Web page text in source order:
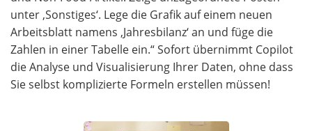
unter ‚Sonstiges‘. Lege die Grafik auf einem neuen
Arbeitsblatt namens ‚Jahresbilanz‘ an und füge die
Zahlen in einer Tabelle ein.“ Sofort übernimmt Copilot
die Analyse und Visualisierung Ihrer Daten, ohne dass
Sie selbst komplizierte Formeln erstellen müssen!